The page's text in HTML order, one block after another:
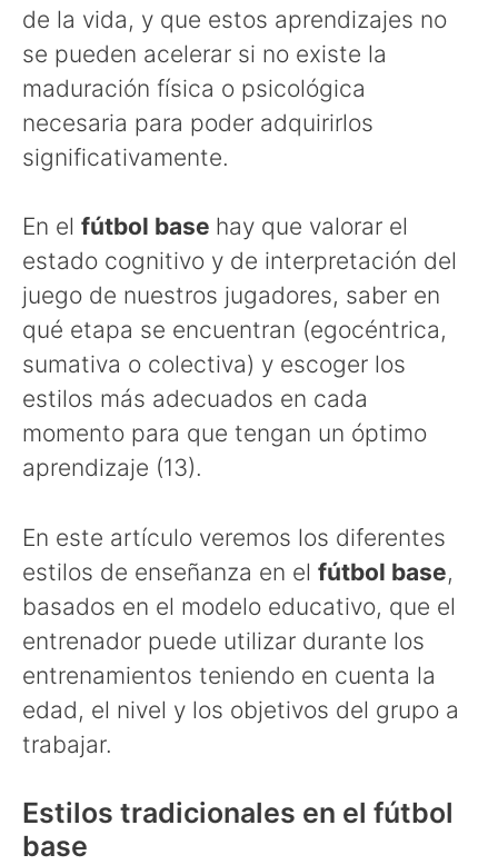
de la vida, y que estos aprendizajes no
se pueden acelerar si no existe la
maduración física o psicológica
necesaria para poder adquirirlos
significativamente.
En el fútbol base hay que valorar el
estado cognitivo y de interpretación del
juego de nuestros jugadores, saber en
qué etapa se encuentran (egocéntrica,
sumativa o colectiva) y escoger los
estilos más adecuados en cada
momento para que tengan un óptimo
aprendizaje (13).
En este artículo veremos los diferentes
estilos de enseñanza en el fútbol base,
basados en el modelo educativo, que el
entrenador puede utilizar durante los
entrenamientos teniendo en cuenta la
edad, el nivel y los objetivos del grupo a
trabajar.
Estilos tradicionales en el fútbol
base